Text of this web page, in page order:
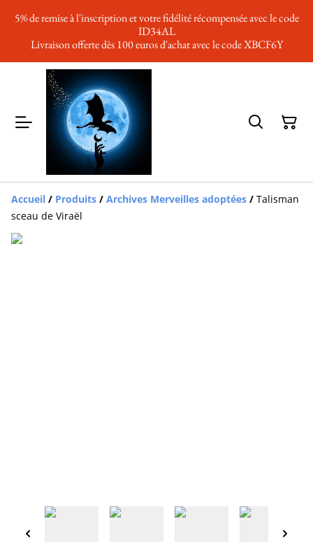
5% de remise à l'inscription et votre fidélité récompensée avec le code
ID34AL
Livraison offerte dès 100 euros d'achat avec le code XBCF6Y
Accueil / Produits / Archives Merveilles adoptées / Talisman
sceau de Viraël